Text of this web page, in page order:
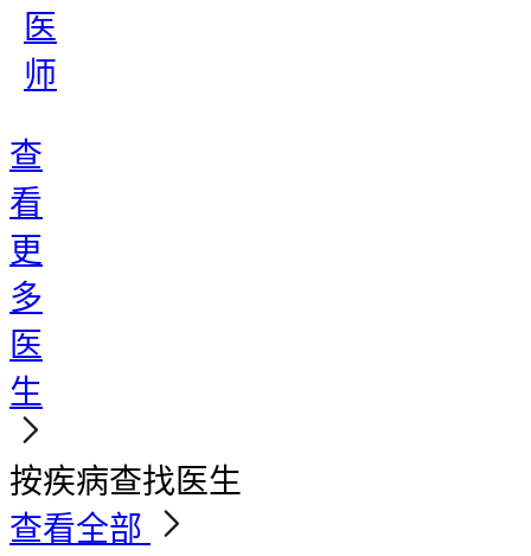
医
师
查
看
更
多
医
生
按疾病查找医生
查看全部